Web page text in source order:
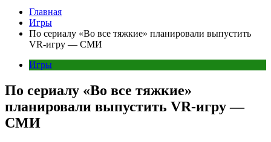
Главная
Игры
По сериалу «Во все тяжкие» планировали выпустить
VR-игру — СМИ
Игры
По сериалу «Во все тяжкие»
планировали выпустить VR-игру —
СМИ